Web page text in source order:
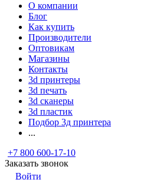
О компании
Блог
Как купить
Производители
Оптовикам
Магазины
Контакты
3d принтеры
3d печать
3d сканеры
3d пластик
Подбор 3д принтера
...
+7 800 600-17-10
Заказать звонок
Войти